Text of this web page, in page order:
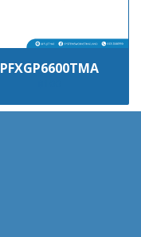
PFXGP6600TMA